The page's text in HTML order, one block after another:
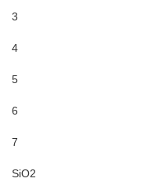
3
4
5
6
7
SiO2